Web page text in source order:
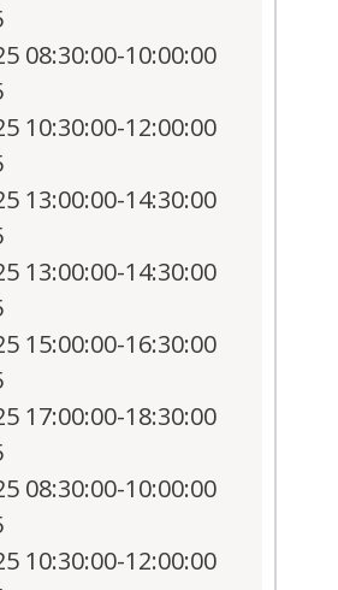
08:30:00-10:00:00
10:30:00-12:00:00
13:00:00-14:30:00
13:00:00-14:30:00
15:00:00-16:30:00
17:00:00-18:30:00
08:30:00-10:00:00
10:30:00-12:00:00